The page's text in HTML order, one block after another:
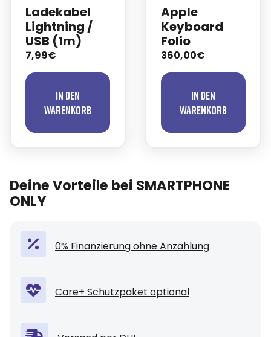
Ladekabel
Lightning /
USB (1m)
7,99€
In den
Warenkorb
Apple
Keyboard
Folio
360,00€
In den
Warenkorb
Deine Vorteile bei SMARTPHONE
ONLY
0% Finanzierung ohne Anzahlung
Care+ Schutzpaket optional